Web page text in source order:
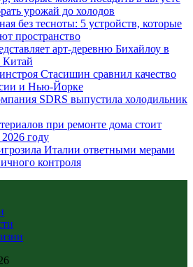
урожай до холодов
без тесноты: 5 устройств, которые
пространство
арт-деревню Бихайлоу в
Стасишин сравнил качество
и Нью-Йорке
SDRS выпустила холодильник
при ремонте дома стоит
2026 году
Италии ответными мерами
контроля